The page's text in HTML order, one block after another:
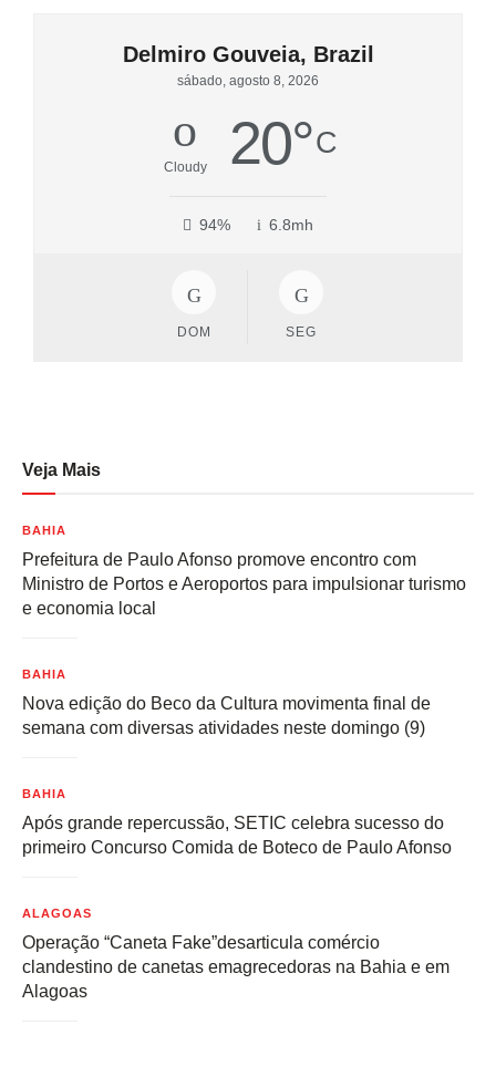
Delmiro Gouveia, Brazil
sábado, agosto 8, 2026
Cloudy 20°C
94% 6.8mh
DOM SEG
Veja Mais
BAHIA
Prefeitura de Paulo Afonso promove encontro com
Ministro de Portos e Aeroportos para impulsionar turismo
e economia local
BAHIA
Nova edição do Beco da Cultura movimenta final de
semana com diversas atividades neste domingo (9)
BAHIA
Após grande repercussão, SETIC celebra sucesso do
primeiro Concurso Comida de Boteco de Paulo Afonso
ALAGOAS
Operação “Caneta Fake”desarticula comércio
clandestino de canetas emagrecedoras na Bahia e em
Alagoas